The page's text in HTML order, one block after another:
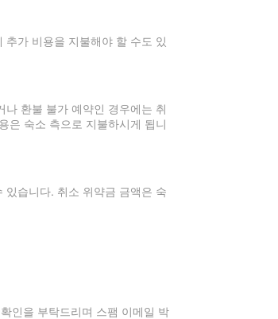
가 비용을 지불해야 할 수도 있
환불 불가 예약인 경우에는 취
은 숙소 측으로 지불하시게 됩니
있습니다. 취소 위약금 금액은 숙
인을 부탁드리며 스팸 이메일 박